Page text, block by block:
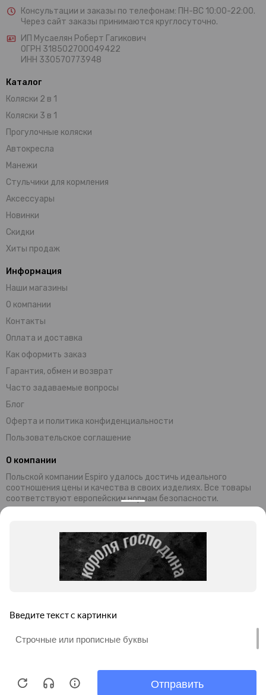
Консультации и заказы по телефонам: ПН-ВС 10:00-22:00.
Через сайт заказы принимаются круглосуточно.
ИП Мусаелян Роберт Гагикович
ОГРН 318502700049422
ИНН 330570773948
Каталог
Коляски 2 в 1
Коляски 3 в 1
Прогулочные коляски
Автокресла
Манежи
Стульчики для кормления
Аксессуары
Новинки
Скидки
Хиты продаж
Информация
Наши магазины
О компании
Контакты
Оплата и доставка
Как оформить заказ
Гарантия, обмен и возврат
Часто задаваемые вопросы
Блог
Оферта и политика конфиденциальности
Пользовательское соглашение
О компании
Польской компании Espiro удалось достичь идеального
соотношения цены и качества в своих изделиях. Все товары
соответствуют европейским нормам безопасности.
манежей и стульчиков Espiro обеспечивают комфортный
отдых малышей и их родителей. Комплектующие и материалы,
используемые при производстве, завозятся из Германии
Преимущества продукции ESPIRO:
универсальность;
невысокая цена;
обработку файлов cookie в соответствии с Политикой
конфиденциальности
ИП Мусаелян Роберт Гагикович.